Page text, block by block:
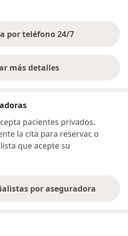
por teléfono 24/7
más detalles
sobre la dirección
pacientes privados.
la cita para reservar, o
que acepte su
por aseguradora